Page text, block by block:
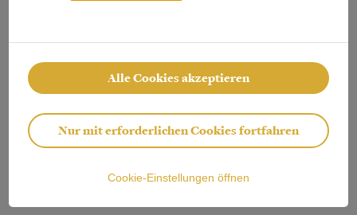
Alle Cookies akzeptieren
Nur mit erforderlichen Cookies fortfahren
Cookie-Einstellungen öffnen